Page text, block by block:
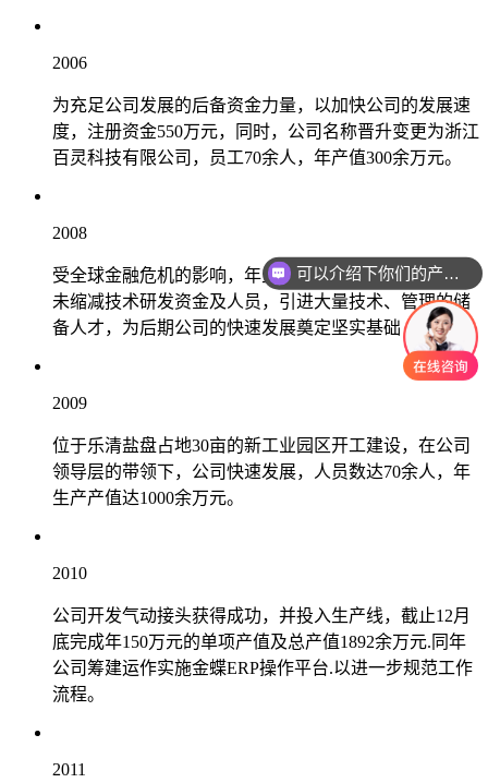
2006
为充足公司发展的后备资金力量，以加快公司的发展速
度，注册资金550万元，同时，公司名称晋升变更为浙江
百灵科技有限公司，员工70余人，年产值300余万元。
2008
受全球金融危机的影响，年生产产值490余万元，但公司
未缩减技术研发资金及人员，引进大量技术、管理的储
备人才，为后期公司的快速发展奠定坚实基础
2009
位于乐清盐盘占地30亩的新工业园区开工建设，在公司
领导层的带领下，公司快速发展，人员数达70余人，年
生产产值达1000余万元。
2010
公司开发气动接头获得成功，并投入生产线，截止12月
底完成年150万元的单项产值及总产值1892余万元.同年
公司筹建运作实施金蝶ERP操作平台.以进一步规范工作
流程。
2011
可以介绍下你们的产品么